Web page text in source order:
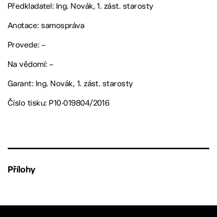
Předkladatel: Ing. Novák, 1. zást. starosty
Anotace: samospráva
Provede: –
Na vědomí: –
Garant: Ing. Novák, 1. zást. starosty
Číslo tisku: P10-019804/2016
Přílohy